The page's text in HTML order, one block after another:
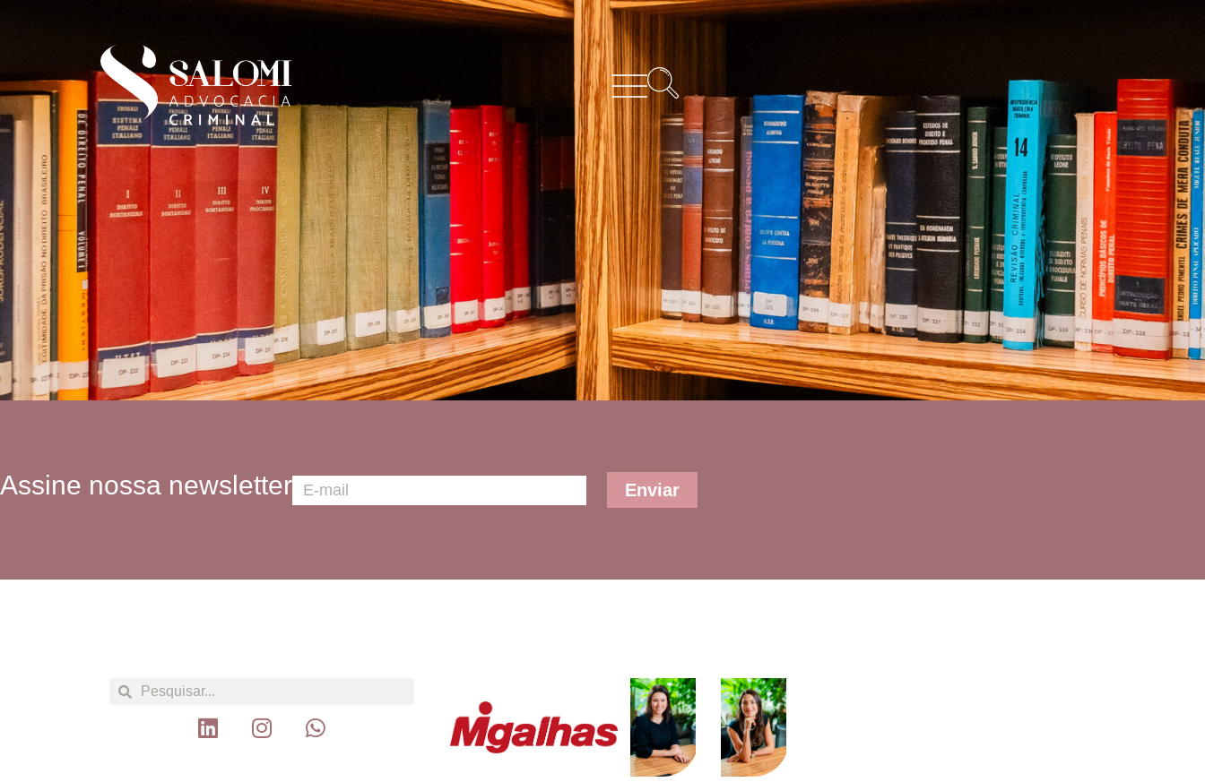
Assine nossa newsletter Enviar